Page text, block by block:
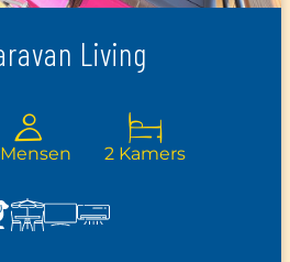
Living
2 Kamers